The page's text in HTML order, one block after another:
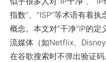
指数”、“ISP”等术语有着
概念。本文对“干净”IP的
流媒体（如Netflix、
在谷歌搜索时不弹出验证